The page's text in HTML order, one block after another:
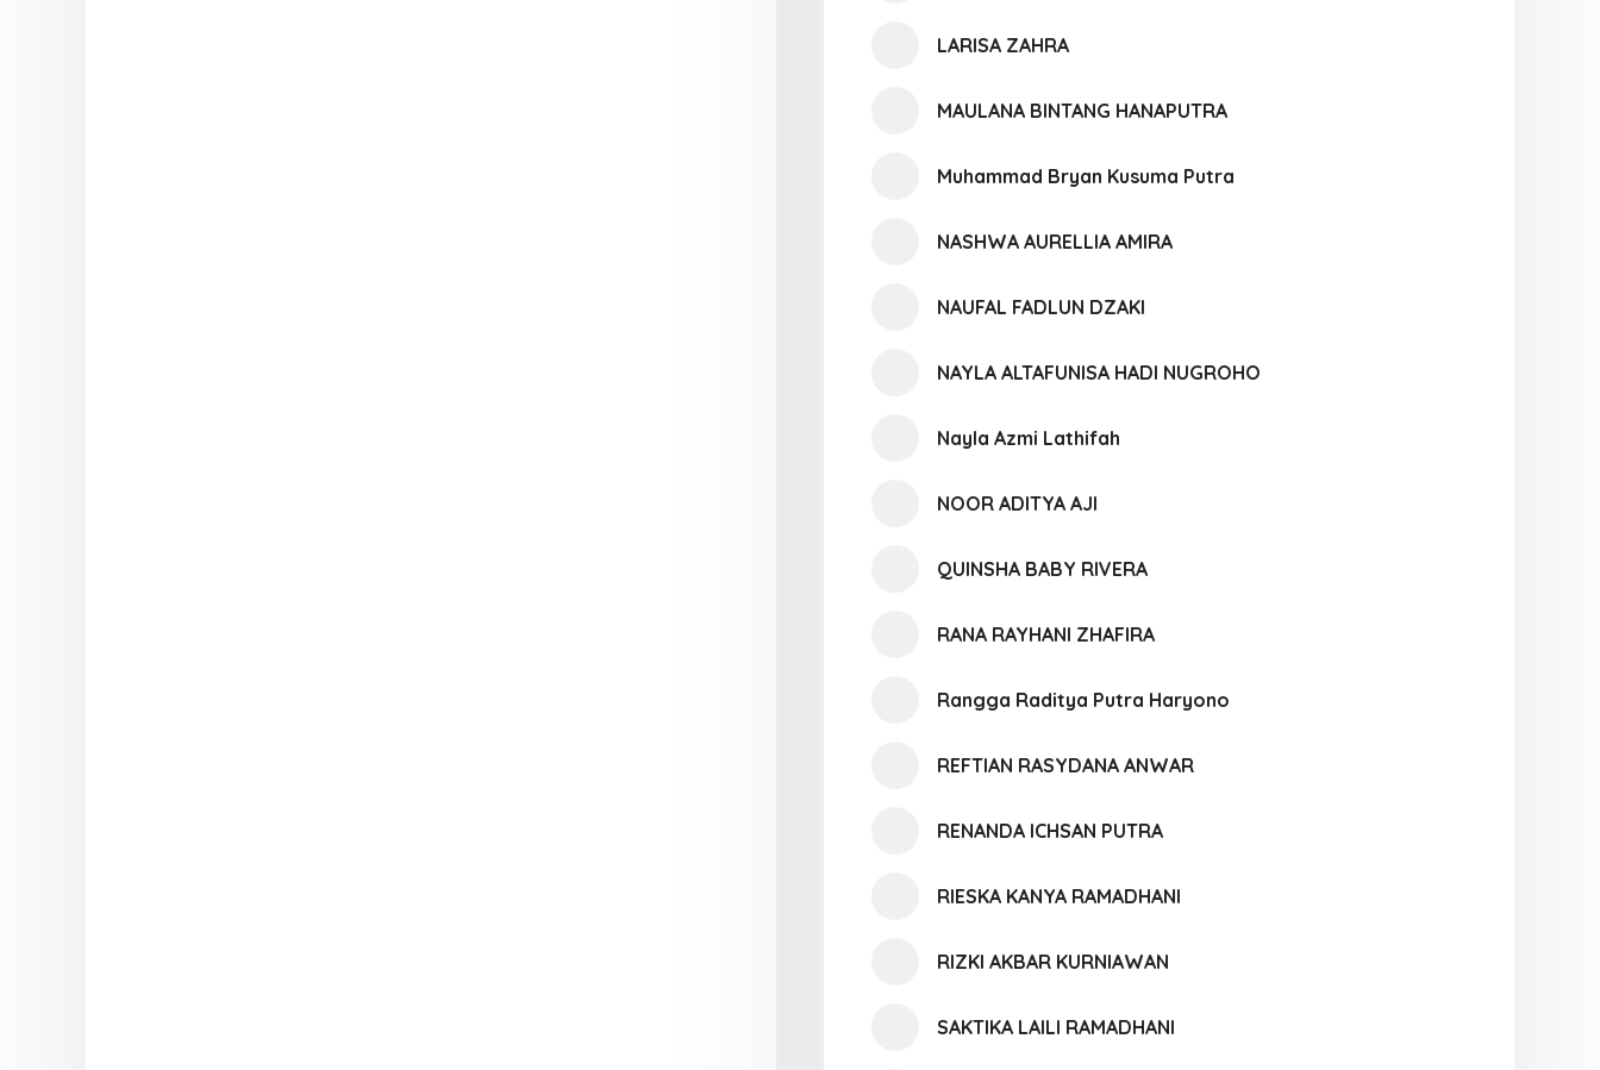
LARISA ZAHRA
MAULANA BINTANG HANAPUTRA
Muhammad Bryan Kusuma Putra
NASHWA AURELLIA AMIRA
NAUFAL FADLUN DZAKI
NAYLA ALTAFUNISA HADI NUGROHO
Nayla Azmi Lathifah
NOOR ADITYA AJI
QUINSHA BABY RIVERA
RANA RAYHANI ZHAFIRA
Rangga Raditya Putra Haryono
REFTIAN RASYDANA ANWAR
RENANDA ICHSAN PUTRA
RIESKA KANYA RAMADHANI
RIZKI AKBAR KURNIAWAN
SAKTIKA LAILI RAMADHANI